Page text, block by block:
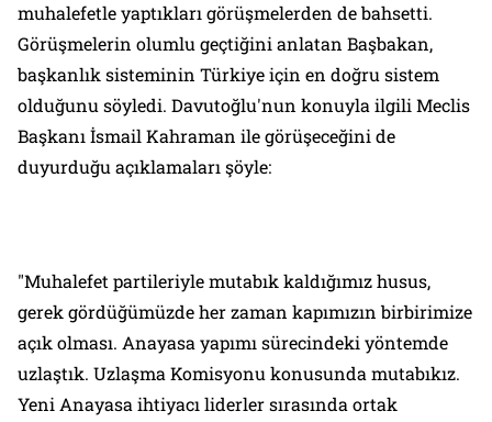
muhalefetle yaptıkları görüşmelerden de bahsetti.
Görüşmelerin olumlu geçtiğini anlatan Başbakan,
başkanlık sisteminin Türkiye için en doğru sistem
olduğunu söyledi. Davutoğlu'nun konuyla ilgili Meclis
Başkanı İsmail Kahraman ile görüşeceğini de
duyurduğu açıklamaları şöyle:
"Muhalefet partileriyle mutabık kaldığımız husus,
gerek gördüğümüzde her zaman kapımızın birbirimize
açık olması. Anayasa yapımı sürecindeki yöntemde
uzlaştık. Uzlaşma Komisyonu konusunda mutabıkız.
Yeni Anayasa ihtiyacı liderler sırasında ortak